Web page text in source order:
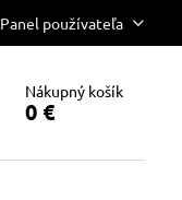
Panel používateľa
Nákupný košík
0 €